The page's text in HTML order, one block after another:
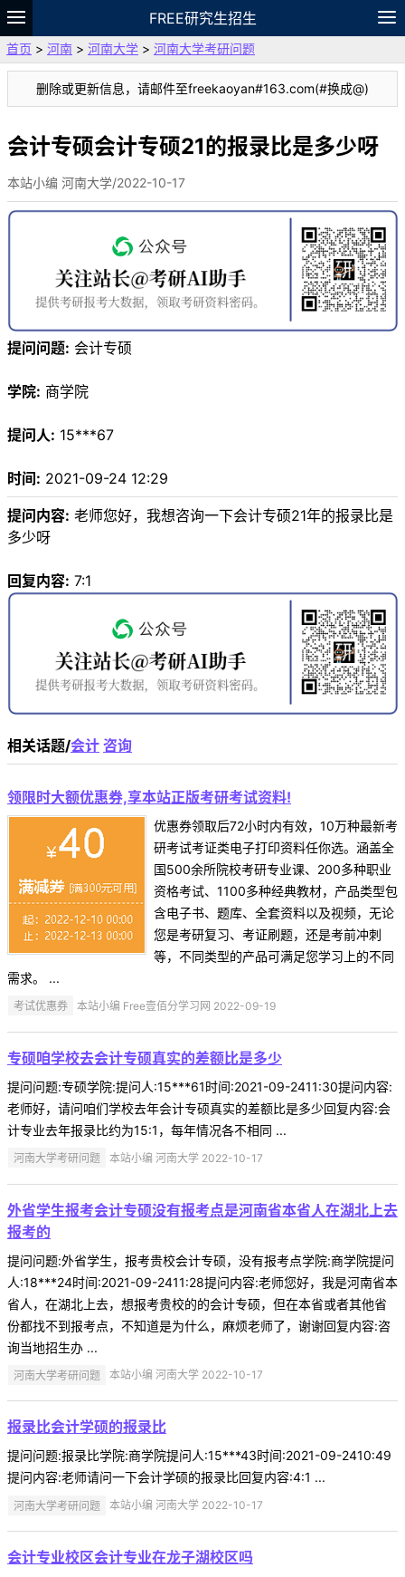
FREE研究生招生
题库
故事 专题 APP 笔记
VIP
资料
首页 > 河南 > 河南大学 > 河南大学考研问题
删除或更新信息，请邮件至freekaoyan#163.com(#换成@)
会计专硕会计专硕21的报录比是多少呀
本站小编 河南大学/2022-10-17
提问问题: 会计专硕
学院: 商学院
提问人: 15***67
时间: 2021-09-24 12:29
提问内容: 老师您好，我想咨询一下会计专硕21年的报录比是
多少呀
回复内容: 7:1
相关话题/会计 咨询
领限时大额优惠券,享本站正版考研考试资料!
优惠券领取后72小时内有效，10万种最新考
研考试考证类电子打印资料任你选。涵盖全
国500余所院校考研专业课、200多种职业
资格考试、1100多种经典教材，产品类型包
含电子书、题库、全套资料以及视频，无论
您是考研复习、考证刷题，还是考前冲刺
等，不同类型的产品可满足您学习上的不同
需求。 ...
考试优惠券 本站小编 Free壹佰分学习网 2022-09-19
专硕咱学校去会计专硕真实的差额比是多少
提问问题:专硕学院:提问人:15***61时间:2021-09-2411:30提问内容:
老师好，请问咱们学校去年会计专硕真实的差额比是多少回复内容:会
计专业去年报录比约为15:1，每年情况各不相同 ...
河南大学考研问题 本站小编 河南大学 2022-10-17
外省学生报考会计专硕没有报考点是河南省本省人在湖北上去
报考的
提问问题:外省学生，报考贵校会计专硕，没有报考点学院:商学院提问
人:18***24时间:2021-09-2411:28提问内容:老师您好，我是河南省本
省人，在湖北上去，想报考贵校的的会计专硕，但在本省或者其他省
份都找不到报考点，不知道是为什么，麻烦老师了，谢谢回复内容:咨
询当地招生办 ...
河南大学考研问题 本站小编 河南大学 2022-10-17
报录比会计学硕的报录比
提问问题:报录比学院:商学院提问人:15***43时间:2021-09-2410:49
提问内容:老师请问一下会计学硕的报录比回复内容:4:1 ...
河南大学考研问题 本站小编 河南大学 2022-10-17
会计专业校区会计专业在龙子湖校区吗